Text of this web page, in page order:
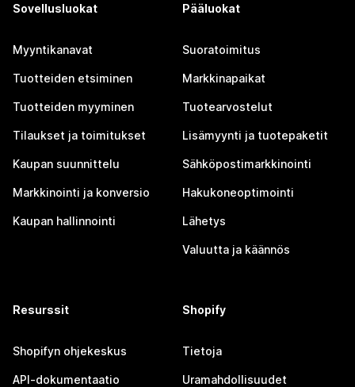
Sovellusluokat
Myyntikanavat
Tuotteiden etsiminen
Tuotteiden myyminen
Tilaukset ja toimitukset
Kaupan suunnittelu
Markkinointi ja konversio
Kaupan hallinnointi
Pääluokat
Suoratoimitus
Markkinapaikat
Tuotearvostelut
Lisämyynti ja tuotepaketit
Sähköpostimarkkinointi
Hakukoneoptimointi
Lähetys
Valuutta ja käännös
Resurssit
Shopifyn ohjekeskus
API-dokumentaatio
Shopify
Tietoja
Uramahdollisuudet